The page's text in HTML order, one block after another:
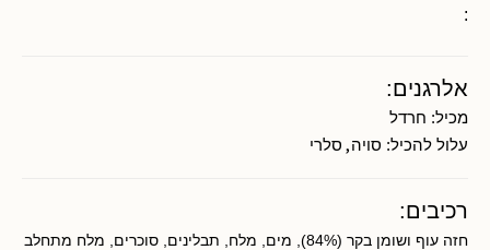
:
אלרגנים:
מכיל: חרדל
עלול להכיל: סויה, סלרי
רכיבים:
חזה עוף ושומן בקר (84%), מים, מלח, תבלינים, סוכרים, מלח מתחלב